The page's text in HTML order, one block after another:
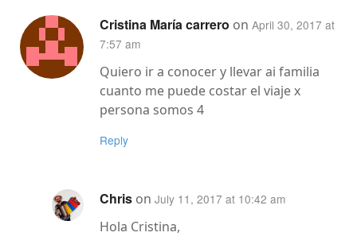
Cristina María carrero on April 30, 2017 at
7:57 am
Quiero ir a conocer y llevar ai familia
cuanto​ me puede costar el viaje x
persona somos 4
Reply
Chris on July 11, 2017 at 10:42 am
Hola Cristina,